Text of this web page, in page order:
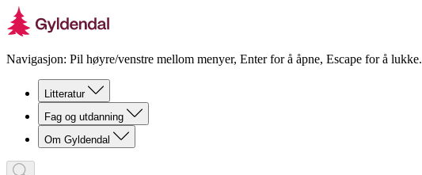
Navigasjon: Pil høyre/venstre mellom menyer, Enter for å åpne, Escape for å lukke.
Litteratur
Fag og utdanning
Om Gyldendal